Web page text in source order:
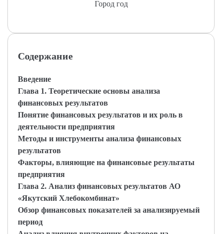
Город год
Содержание
Введение
Глава 1. Теоретические основы анализа
финансовых результатов
Понятие финансовых результатов и их роль в
деятельности предприятия
Методы и инструменты анализа финансовых
результатов
Факторы, влияющие на финансовые результаты
предприятия
Глава 2. Анализ финансовых результатов АО
«Якутский Хлебокомбинат»
Обзор финансовых показателей за анализируемый
период